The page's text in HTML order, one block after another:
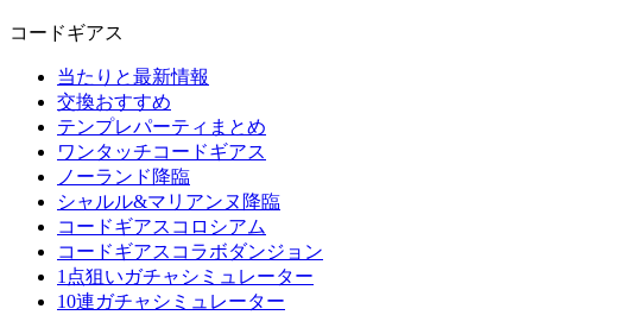
コードギアス
当たりと最新情報
交換おすすめ
テンプレパーティまとめ
ワンタッチコードギアス
ノーランド降臨
シャルル&マリアンヌ降臨
コードギアスコロシアム
コードギアスコラボダンジョン
1点狙いガチャシミュレーター
10連ガチャシミュレーター